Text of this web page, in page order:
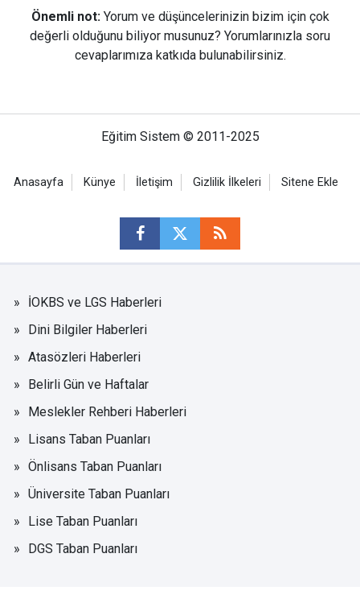
Önemli not: Yorum ve düşüncelerinizin bizim için çok
değerli olduğunu biliyor musunuz? Yorumlarınızla soru
cevaplarımıza katkıda bulunabilirsiniz.
Eğitim Sistem © 2011-2025
Anasayfa Künye İletişim Gizlilik İlkeleri Sitene Ekle
İOKBS ve LGS Haberleri
Dini Bilgiler Haberleri
Atasözleri Haberleri
Belirli Gün ve Haftalar
Meslekler Rehberi Haberleri
Lisans Taban Puanları
Önlisans Taban Puanları
Üniversite Taban Puanları
Lise Taban Puanları
DGS Taban Puanları